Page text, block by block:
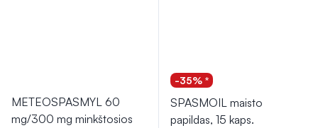
METEOSPASMYL 60
mg/300 mg minkštosios
-35% *
SPASMOIL maisto
papildas, 15 kaps.